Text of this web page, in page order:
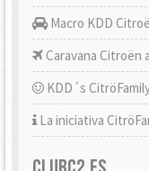
Macro KDD
Caravana Citroën
KDD´s
La iniciativa